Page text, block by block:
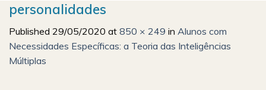
personalidades
Published 29/05/2020 at 850 × 249 in Alunos com
Necessidades Específicas: a Teoria das Inteligências
Múltiplas